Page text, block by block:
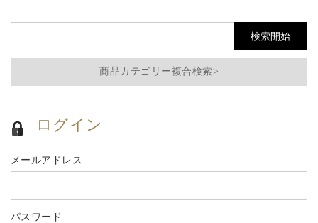
商品カテゴリー複合検索>
ログイン
メールアドレス
パスワード